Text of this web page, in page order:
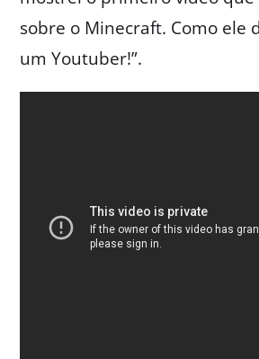
sobre o Minecraft. Como ele
um Youtuber!”.